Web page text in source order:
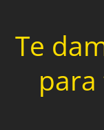
Te